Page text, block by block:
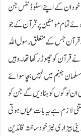
ان کے اپنے اسٹوڈنٹس جن
تمام مومنین پر قرآن کے جو
قرآن جس کے متعلق رسول اللہ
کو چھوڑ رکھا تھا۔وہیں
جہنم میں نہیں بچا سوائے
لوگوں کو ہٹادیں گے جن کو
لازم ہے یہ بات عیاں ہوتی
بیزاری نیز خود ساختہ قائدین